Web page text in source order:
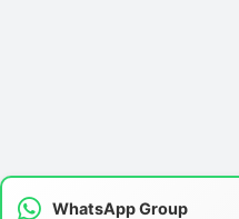
WhatsApp Group